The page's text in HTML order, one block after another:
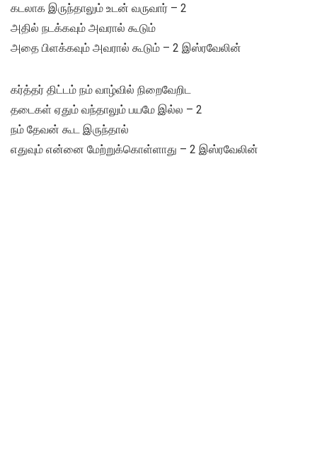
கடலாக இருந்தாலும் உடன் வருவார் – 2
அதில் நடக்கவும் அவரால் கூடும்
அதை பிளக்கவும் அவரால் கூடும் – 2 இஸ்ரவேலின்
கர்த்தர் திட்டம் நம் வாழ்வில் நிறைவேறிட
தடைகள் ஏதும் வந்தாலும் பயமே இல்ல – 2
நம் தேவன் கூட இருந்தால்
எதுவும் என்னை மேற்றுக்கொள்ளாது – 2 இஸ்ரவேலின்